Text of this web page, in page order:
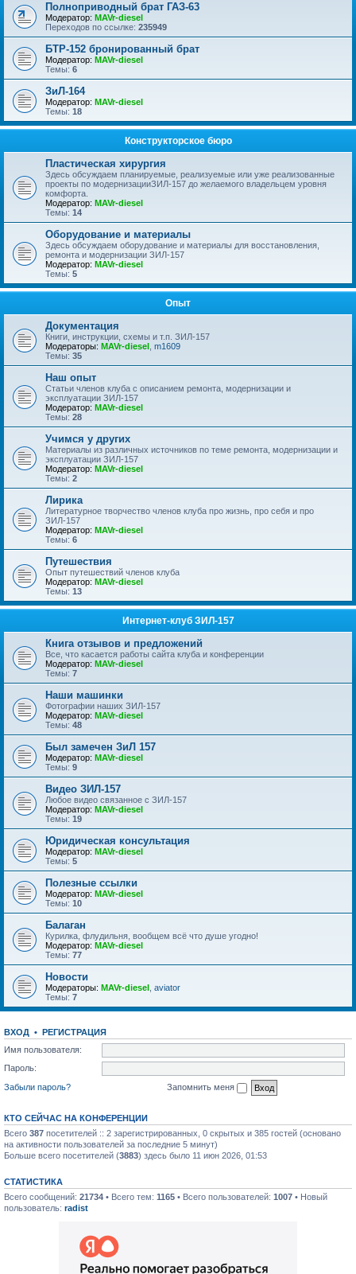
Полноприводный брат ГАЗ-63
Модератор: MAVr-diesel
Переходов по ссылке: 235949
БТР-152 бронированный брат
Модератор: MAVr-diesel
Темы: 6
ЗиЛ-164
Модератор: MAVr-diesel
Темы: 18
Конструкторское бюро
Пластическая хирургия
Здесь обсуждаем планируемые, реализуемые или уже реализованные
проекты по модернизацииЗИЛ-157 до желаемого владельцем уровня
комфорта.
Модератор: MAVr-diesel
Темы: 14
Оборудование и материалы
Здесь обсуждаем оборудование и материалы для восстановления,
ремонта и модернизации ЗИЛ-157
Модератор: MAVr-diesel
Темы: 5
Опыт
Документация
Книги, инструкции, схемы и т.п. ЗИЛ-157
Модераторы: MAVr-diesel m1609
Темы: 35
Наш опыт
Статьи членов клуба с описанием ремонта, модернизации и
эксплуатации ЗИЛ-157
Модератор: MAVr-diesel
Темы: 28
Учимся у других
Материалы из различных источников по теме ремонта, модернизации и
эксплуатации ЗИЛ-157
Модератор: MAVr-diesel
Темы: 2
Лирика
Литературное творчество членов клуба про жизнь, про себя и про
ЗИЛ-157
Модератор: MAVr-diesel
Темы: 6
Путешествия
Опыт путешествий членов клуба
Модератор: MAVr-diesel
Темы: 13
Интернет-клуб ЗИЛ-157
Книга отзывов и предложений
Все, что касается работы сайта клуба и конференции
Модератор: MAVr-diesel
Темы: 7
Наши машинки
Фотографии наших ЗИЛ-157
Модератор: MAVr-diesel
Темы: 48
Был замечен ЗиЛ 157
Модератор: MAVr-diesel
Темы: 9
Видео ЗИЛ-157
Любое видео связанное с ЗИЛ-157
Модератор: MAVr-diesel
Темы: 19
Юридическая консультация
Модератор: MAVr-diesel
Темы: 5
Полезные ссылки
Модератор: MAVr-diesel
Темы: 10
Балаган
Курилка, флудильня, вообщем всё что душе угодно!
Модератор: MAVr-diesel
Темы: 77
Новости
Модераторы: MAVr-diesel aviator
Темы: 7
ВХОД • РЕГИСТРАЦИЯ
Имя пользователя:
Пароль:
Забыли пароль?
Запомнить меня
КТО СЕЙЧАС НА КОНФЕРЕНЦИИ
Всего 387 посетителей :: 2 зарегистрированных, 0 скрытых и 385 гостей (основано
на активности пользователей за последние 5 минут)
Больше всего посетителей (3883) здесь было 11 июн 2026, 01:53
СТАТИСТИКА
Всего сообщений: 21734 • Всего тем: 1165 • Всего пользователей: 1007 • Новый
пользователь: radist